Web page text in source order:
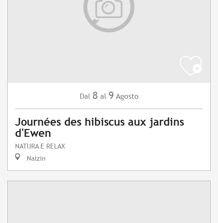
Dal 8 al 9 Agosto
Journées des hibiscus aux jardins
d'Ewen
NATURA E RELAX
Naizin